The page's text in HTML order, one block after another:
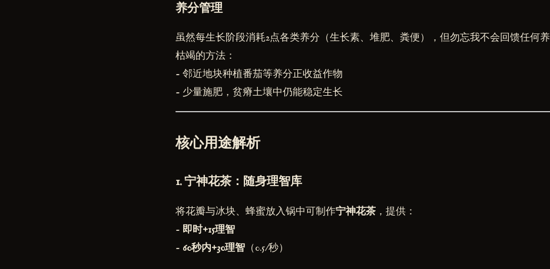
养分管理
虽然每生长阶段消耗2点各类养分（生长素、堆肥、粪便），但勿忘我不会回馈任何
枯竭的方法：
- 邻近地块种植番茄等养分正收益作物
- 少量施肥，贫瘠土壤中仍能稳定生长
核心用途解析
1. 宁神花茶：随身理智库
将花瓣与冰块、蜂蜜放入锅中可制作宁神花茶 ，提供：
- 即时+15理智
- 60秒内+30理智 （0.5/秒）